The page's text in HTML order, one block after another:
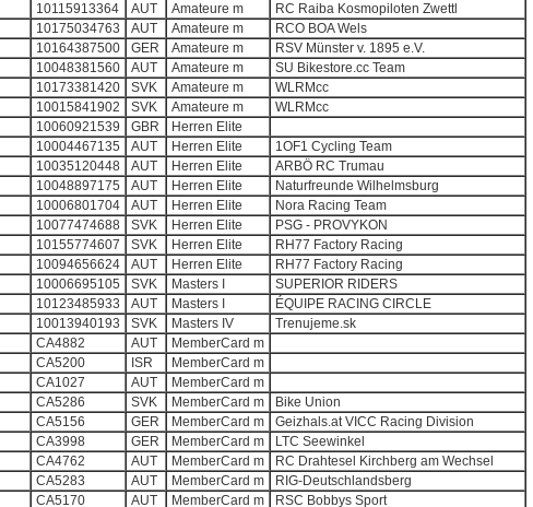
10115913364 AUT Amateure m
RC Raiba Kosmopiloten Zwettl
10175034763 AUT Amateure m
RCO BOA Wels
10164387500 GER Amateure m
RSV Münster v. 1895 e.V.
10048381560 AUT Amateure m
SU Bikestore.cc Team
10173381420 SVK Amateure m
WLRMcc
10015841902 SVK Amateure m
WLRMcc
10060921539 GBR
Herren Elite
10004467135 AUT Herren Elite
1OF1 Cycling Team
10035120448 AUT Herren Elite
ARBÖ RC Trumau
10048897175 AUT Herren Elite
Naturfreunde Wilhelmsburg
10006801704 AUT Herren Elite
Nora Racing Team
10077474688 SVK Herren Elite
PSG - PROVYKON
10155774607 SVK Herren Elite
RH77 Factory Racing
10094656624 AUT Herren Elite
RH77 Factory Racing
10006695105 SVK Masters I
SUPERIOR RIDERS
10123485933 AUT Masters I
ÉQUIPE RACING CIRCLE
10013940193 SVK Masters IV
Trenujeme.sk
CA4882 AUT
MemberCard m
CA5200 ISR
MemberCard m
CA1027 AUT
MemberCard m
CA5286 SVK MemberCard m
Bike Union
CA5156 GER MemberCard m
Geizhals.at VICC Racing Division
CA3998 GER MemberCard m
LTC Seewinkel
CA4762 AUT MemberCard m
RC Drahtesel Kirchberg am Wechsel
CA5283 AUT MemberCard m
RIG-Deutschlandsberg
CA5170 AUT MemberCard m RSC Bobbys Sport